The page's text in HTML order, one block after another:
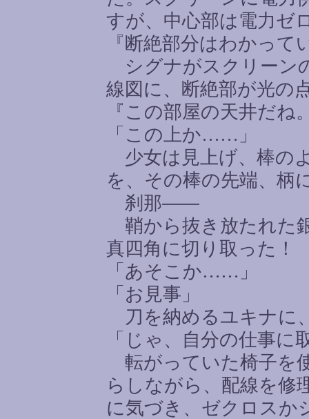
すが、中心部は電力ゼ
『断絶部分はわかって
シグナがスクリーン
線図に、断絶部が光の
『この部屋の天井だ
「この上か…… 」
少女は見上げ、棒の
を、その棒の先端、柄
刹那――
鞘から抜き放たれた
真四角に切り取った！
「あそこか…… 」
「お見事」
刀を納めるユキナに
「じゃ、自分の仕事に
転がっていた椅子を
らしながら、配線を修
に気づき、ゼクロスか